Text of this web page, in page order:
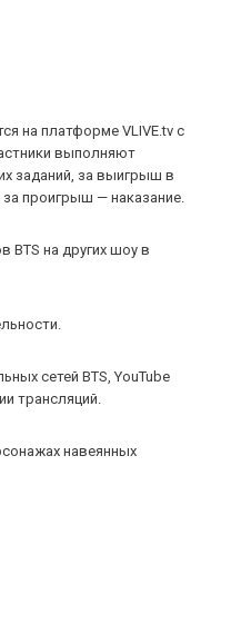
на платформе VLIVE.tv с
выполняют
заданий, за выигрыш в
проигрыш — наказание.
BTS на других шоу в
сетей BTS, YouTube
трансляций.
навеянных